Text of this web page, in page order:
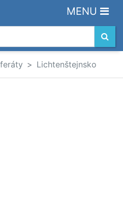
MENU
Lichtenštejnsko